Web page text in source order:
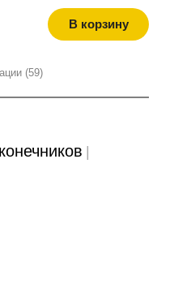
В корзину
(59)